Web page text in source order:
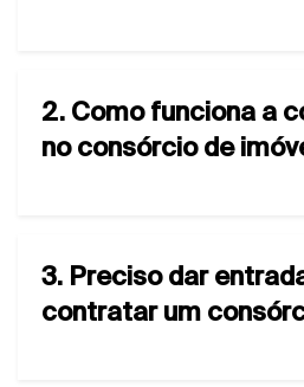
2. Como funciona a
no consórcio de
3. Preciso dar
contratar um